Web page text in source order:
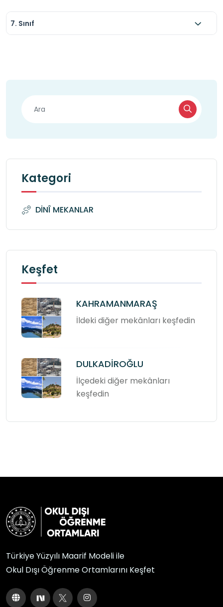
dağıtacak davranışlardan kaçınmaya dikkat
edin.
7. Sınıf
Kategori
DİNÎ MEKANLAR
Keşfet
KAHRAMANMARAŞ
İldeki diğer mekânları keşfedin
DULKADİROĞLU
İlçedeki diğer mekânları
keşfedin
Türkiye Yüzyılı Maarif Modeli ile
Okul Dışı Öğrenme Ortamlarını Keşfet